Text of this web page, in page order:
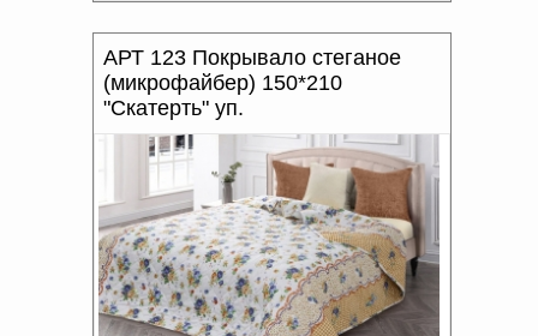
АРТ 123 Покрывало стеганое
(микрофайбер) 150*210
"Скатерть" уп.